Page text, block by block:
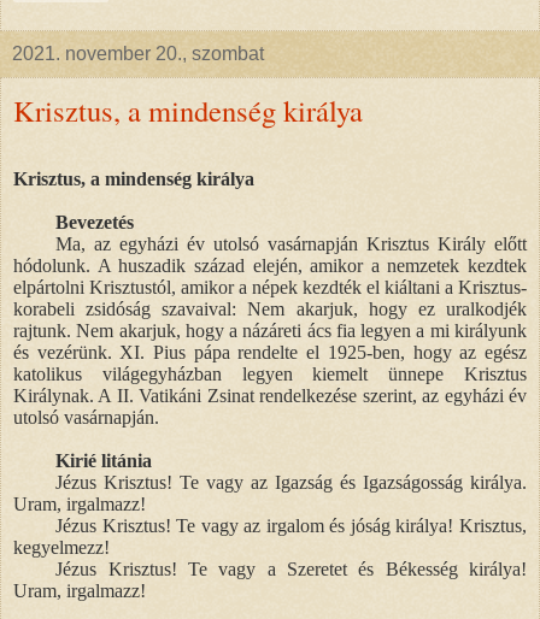
2021. november 20., szombat
Krisztus, a mindenség királya
Krisztus, a mindenség királya
Bevezetés
Ma, az egyházi év utolsó vasárnapján Krisztus Király előtt
hódolunk. A huszadik század elején, amikor a nemzetek kezdtek
elpártolni Krisztustól, amikor a népek kezdték el kiáltani a Krisztus-
korabeli zsidóság szavaival: Nem akarjuk, hogy ez uralkodjék
rajtunk. Nem akarjuk, hogy a názáreti ács fia legyen a mi királyunk
és vezérünk. XI. Pius pápa rendelte el 1925-ben, hogy az egész
katolikus világegyházban legyen kiemelt ünnepe Krisztus
Királynak. A II. Vatikáni Zsinat rendelkezése szerint, az egyházi év
utolsó vasárnapján.
Kirié litánia
Jézus Krisztus! Te vagy az Igazság és Igazságosság királya.
Uram, irgalmazz!
Jézus Krisztus! Te vagy az irgalom és jóság királya! Krisztus,
kegyelmezz!
Jézus Krisztus! Te vagy a Szeretet és Békesség királya!
Uram, irgalmazz!